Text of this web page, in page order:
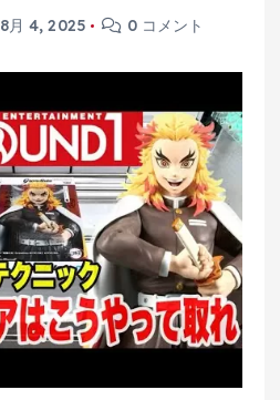
8月 4, 2025 0 コメント